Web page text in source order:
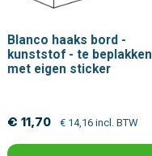
Blanco haaks bord -
kunststof - te beplakken
met eigen sticker
€ 11,70 € 14,16 incl. BTW